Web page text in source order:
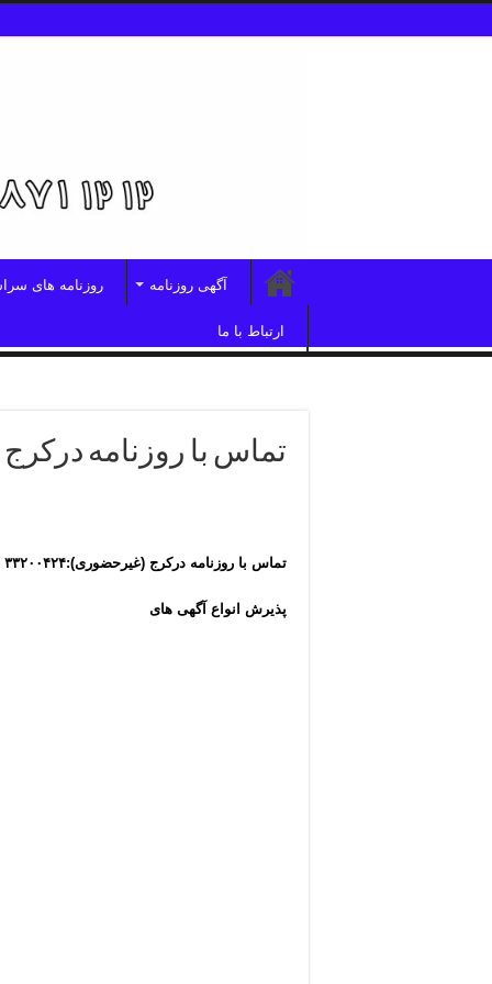
آگهی روزنامه روزنامه های
ارتباط با ما
تماس با روزنامه درکرج
تماس با روزنامه درکرج (غیرحضوری):۳۳۲۰۰۴۲۴ -۰۲۱ برای سفارش آگهی با ما درارتباط باشید…
پذیرش انواع آگهی های